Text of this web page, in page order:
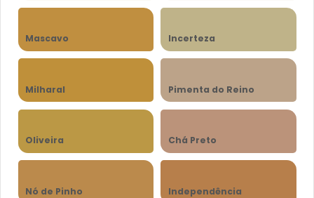
Mascavo Incerteza
Milharal Pimenta do Reino
Oliveira Chá Preto
Nó de Pinho Independência